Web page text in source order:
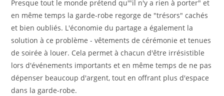
Presque tout le monde prétend qu'"il n'y a rien à porter" et
en même temps la garde-robe regorge de "trésors" cachés
et bien oubliés. L'économie du partage a également la
solution à ce problème - vêtements de cérémonie et tenues
de soirée à louer. Cela permet à chacun d'être irrésistible
lors d'événements importants et en même temps de ne pas
dépenser beaucoup d'argent, tout en offrant plus d'espace
dans la garde-robe.